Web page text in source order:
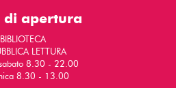
di apertura
BIBLIOTECA
LETTURA
8.30 - 22.00
8.30 - 13.00